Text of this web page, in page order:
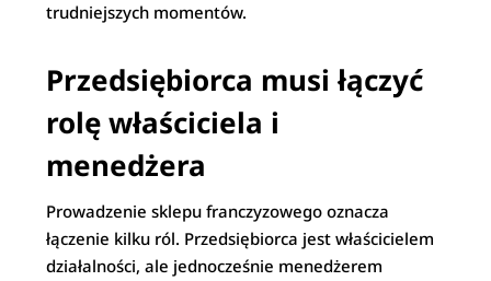
trudniejszych momentów.
Przedsiębiorca musi łączyć
rolę właściciela i
menedżera
Prowadzenie sklepu franczyzowego oznacza
łączenie kilku ról. Przedsiębiorca jest właścicielem
działalności, ale jednocześnie menedżerem